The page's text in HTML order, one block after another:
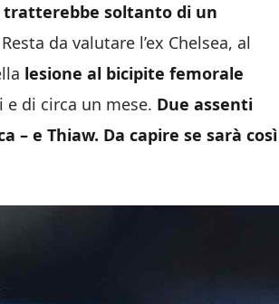
tratterebbe soltanto di un
da valutare l’ex Chelsea, al
lesione al bicipite femorale
di circa un mese. Due assenti
e Thiaw. Da capire se sarà così